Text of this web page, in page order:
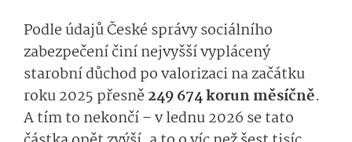
Podle údajů České správy sociálního
zabezpečení činí nejvyšší vyplácený
starobní důchod po valorizaci na začátku
roku 2025 přesně249 674 korun měsíčně.
A tím to nekončí – v lednu 2026 se tato